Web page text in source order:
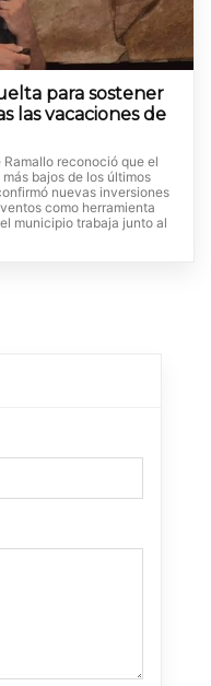
para sostener
las vacaciones de
reconoció que el
bajos de los últimos
nuevas inversiones
como herramienta
municipio trabaja junto al